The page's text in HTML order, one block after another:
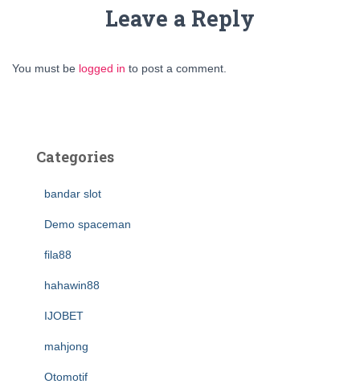
Leave a Reply
You must be logged in to post a comment.
Categories
bandar slot
Demo spaceman
fila88
hahawin88
IJOBET
mahjong
Otomotif